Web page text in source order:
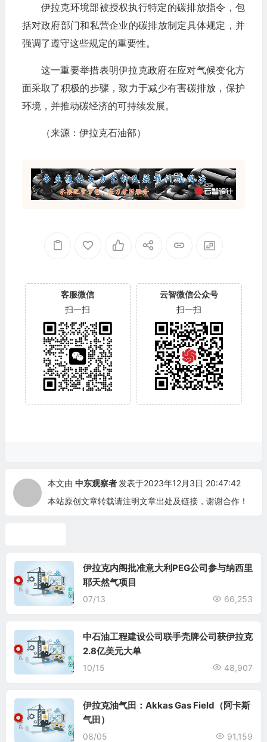
伊拉克环境部被授权执行特定的碳排放指令，包
括对政府部门和私营企业的碳排放制定具体规定，并
强调了遵守这些规定的重要性。
这一重要举措表明伊拉克政府在应对气候变化方
面采取了积极的步骤，致力于减少有害碳排放，保护
环境，并推动碳经济的可持续发展。
（来源：伊拉克石油部）
客服微信
扫一扫
云智微信公众号
扫一扫
本文由 中东观察者 发表于2023年12月3日 20:47:42
本站原创文章转载请注明文章出处及链接，谢谢合作！
伊拉克内阁批准意大利PEG公司参与纳西里
耶天然气项目
07/13 66,253
中石油工程建设公司联手壳牌公司获伊拉克
2.8亿美元大单
10/15 48,907
伊拉克油气田：Akkas Gas Field（阿卡斯
气田）
08/05 91,159